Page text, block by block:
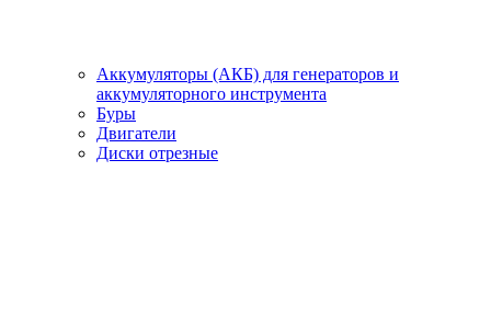
Аккумуляторы (АКБ) для генераторов и
аккумуляторного инструмента
Буры
Двигатели
Диски отрезные